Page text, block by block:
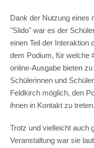
Dank der Nutzung eines
"Slido" war es der
einen Teil der Interaktion
dem Podium, für welche
online-Ausgabe bieten
Schülerinnen und
Feldkirch möglich, den
ihnen in Kontakt zu treten.
Trotz und vielleicht auch
Veranstaltung war sie